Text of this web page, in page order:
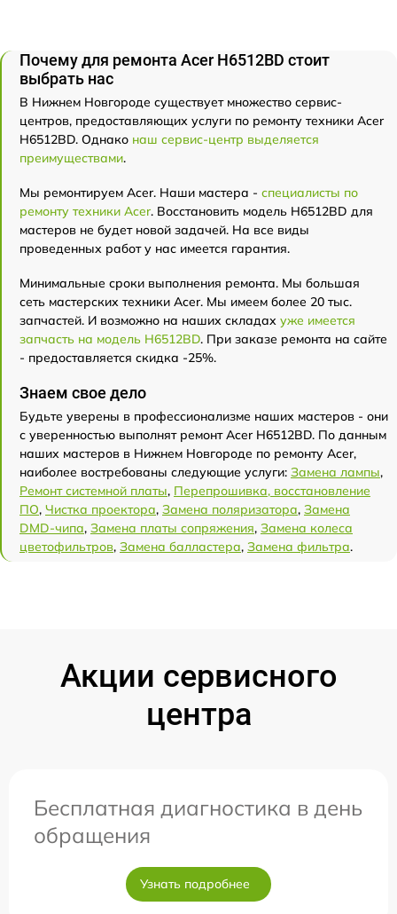
Почему для ремонта Acer H6512BD стоит
выбрать нас
В Нижнем Новгороде существует множество сервис-
центров, предоставляющих услуги по ремонту техники Acer
H6512BD. Однако наш сервис-центр выделяется
преимуществами.
Мы ремонтируем Acer. Наши мастера - специалисты по
ремонту техники Acer. Восстановить модель H6512BD для
мастеров не будет новой задачей. На все виды
проведенных работ у нас имеется гарантия.
Минимальные сроки выполнения ремонта. Мы большая
сеть мастерских техники Acer. Мы имеем более 20 тыс.
запчастей. И возможно на наших складах уже имеется
запчасть на модель H6512BD. При заказе ремонта на сайте
- предоставляется скидка -25%.
Знаем свое дело
Будьте уверены в профессионализме наших мастеров - они
с уверенностью выполнят ремонт Acer H6512BD. По данным
наших мастеров в Нижнем Новгороде по ремонту Acer,
наиболее востребованы следующие услуги: Замена лампы,
Ремонт системной платы, Перепрошивка, восстановление
ПО, Чистка проектора, Замена поляризатора, Замена
DMD-чипа, Замена платы сопряжения, Замена колеса
цветофильтров, Замена балластера, Замена фильтра.
Акции сервисного
центра
Бесплатная диагностика в день
обращения
Узнать подробнее